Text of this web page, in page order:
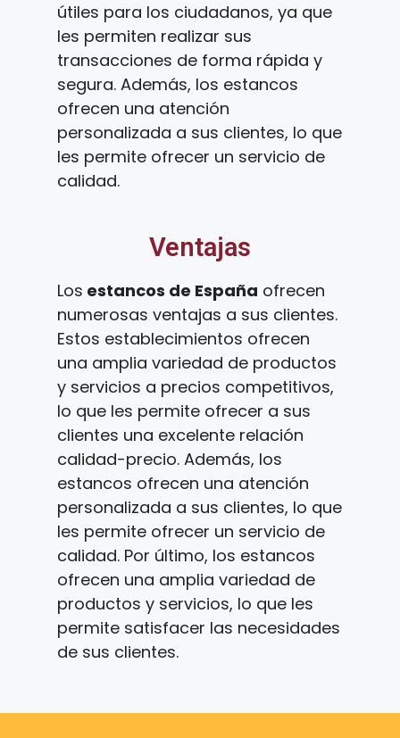
útiles para los ciudadanos, ya que
les permiten realizar sus
transacciones de forma rápida y
segura. Además, los estancos
ofrecen una atención
personalizada a sus clientes, lo que
les permite ofrecer un servicio de
calidad.
Ventajas
Los estancos de España ofrecen
numerosas ventajas a sus clientes.
Estos establecimientos ofrecen
una amplia variedad de productos
y servicios a precios competitivos,
lo que les permite ofrecer a sus
clientes una excelente relación
calidad-precio. Además, los
estancos ofrecen una atención
personalizada a sus clientes, lo que
les permite ofrecer un servicio de
calidad. Por último, los estancos
ofrecen una amplia variedad de
productos y servicios, lo que les
permite satisfacer las necesidades
de sus clientes.